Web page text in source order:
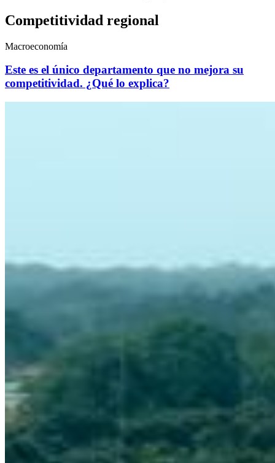
Competitividad regional
Macroeconomía
Este es el único departamento que no mejora su
competitividad. ¿Qué lo explica?